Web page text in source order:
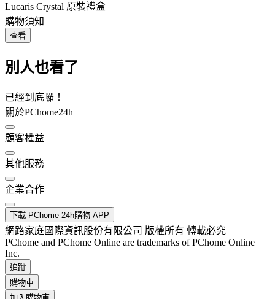
Lucaris Crystal 原裝禮盒
購物須知
查看
別人也看了
已經到底囉！
關於PChome24h
顧客權益
其他服務
企業合作
下載 PChome 24h購物 APP
網路家庭國際資訊股份有限公司 版權所有 轉載必究
PChome and PChome Online are trademarks of PChome Online
Inc.
追蹤
購物車